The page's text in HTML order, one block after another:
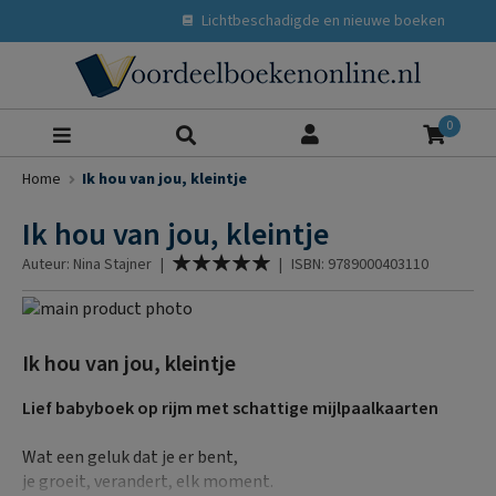
Lichtbeschadigde en nieuwe boeken
0
Home Ik hou van jou, kleintje
Ik hou van jou, kleintje
Auteur: Nina Stajner | Waardering:
% of
| ISBN: 9789000403110
Ga
het
van
afbeeldingen-
gallerij
naar
begin
de
afbeeldingen-
Ik hou van jou, kleintje
Lief babyboek op rijm met schattige mijlpaalkaarten
Wat een geluk dat je er bent,
je groeit, verandert, elk moment.